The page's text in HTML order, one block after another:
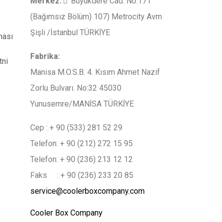
(Bağımsız Bölüm) 107) Metrocity Avm
Şişli /İstanbul TÜRKİYE
Fabrika:
Manisa M.O.S.B. 4. Kısım Ahmet Nazif
Zorlu Bulvarı. No:32 45030
Yunusemre/MANİSA TÜRKİYE
Cep : + 90 (533) 281 52 29
Telefon: + 90 (212) 272 15 95
Telefon: + 90 (236) 213 12 12
Faks : + 90 (236) 233 20 85
service@coolerboxcompany.com
Cooler Box Company